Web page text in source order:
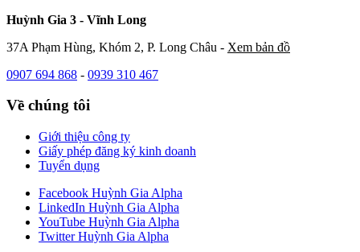
Huỳnh Gia 3 - Vĩnh Long
37A Phạm Hùng, Khóm 2, P. Long Châu - Xem bản đồ
0907 694 868 - 0939 310 467
Về chúng tôi
Giới thiệu công ty
Giấy phép đăng ký kinh doanh
Tuyển dụng
Facebook Huỳnh Gia Alpha
LinkedIn Huỳnh Gia Alpha
YouTube Huỳnh Gia Alpha
Twitter Huỳnh Gia Alpha